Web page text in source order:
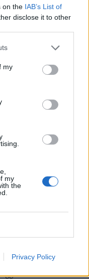
on the IAB’s List of
disclose it to other
my
my
the
Privacy Policy
con tutte le
l'informazione del
sempre in prima